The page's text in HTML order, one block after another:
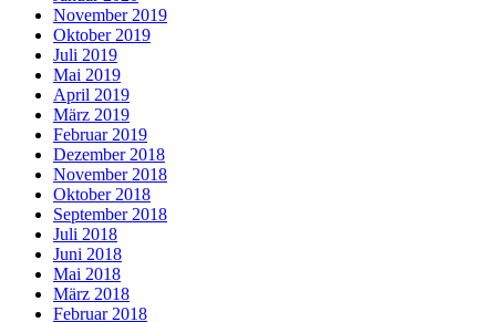
November 2019
Oktober 2019
Juli 2019
Mai 2019
April 2019
März 2019
Februar 2019
Dezember 2018
November 2018
Oktober 2018
September 2018
Juli 2018
Juni 2018
Mai 2018
März 2018
Februar 2018